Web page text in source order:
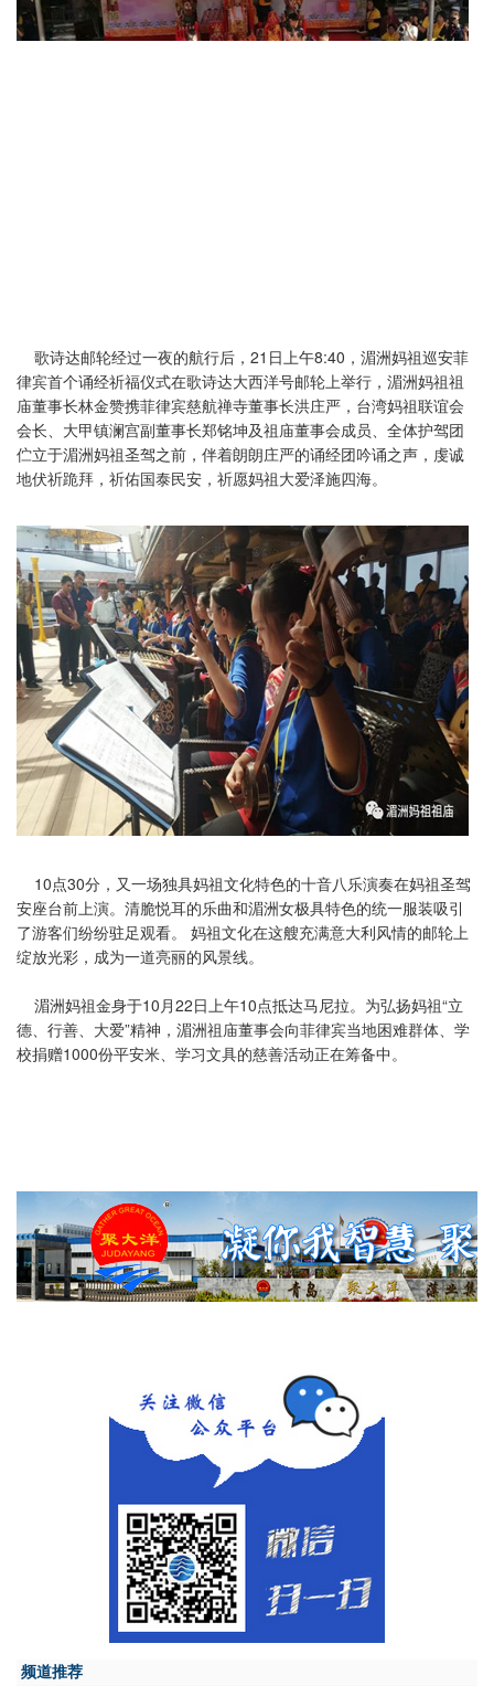
歌诗达邮轮经过一夜的航行后，21日上午8:40，湄洲妈祖巡安菲
律宾首个诵经祈福仪式在歌诗达大西洋号邮轮上举行，湄洲妈祖祖
庙董事长林金赞携菲律宾慈航禅寺董事长洪庄严，台湾妈祖联谊会
会长、大甲镇澜宫副董事长郑铭坤及祖庙董事会成员、全体护驾团
伫立于湄洲妈祖圣驾之前，伴着朗朗庄严的诵经团吟诵之声，虔诚
地伏祈跪拜，祈佑国泰民安，祈愿妈祖大爱泽施四海。
10点30分，又一场独具妈祖文化特色的十音八乐演奏在妈祖圣驾
安座台前上演。清脆悦耳的乐曲和湄洲女极具特色的统一服装吸引
了游客们纷纷驻足观看。 妈祖文化在这艘充满意大利风情的邮轮上
绽放光彩，成为一道亮丽的风景线。
湄洲妈祖金身于10月22日上午10点抵达马尼拉。为弘扬妈祖“立
德、行善、大爱”精神，湄洲祖庙董事会向菲律宾当地困难群体、学
校捐赠1000份平安米、学习文具的慈善活动正在筹备中。
频道推荐